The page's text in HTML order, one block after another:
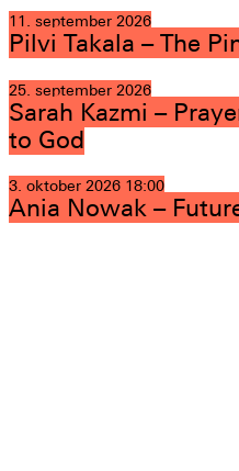
11. september 2026
Pilvi Takala – The
25. september 2026
Sarah Kazmi –
to God
3. oktober 2026 18:00
Ania Nowak –